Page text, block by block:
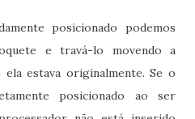
posicionado podemos
e travá-lo movendo a
ela estava originalmente. Se o
posicionado ao ser